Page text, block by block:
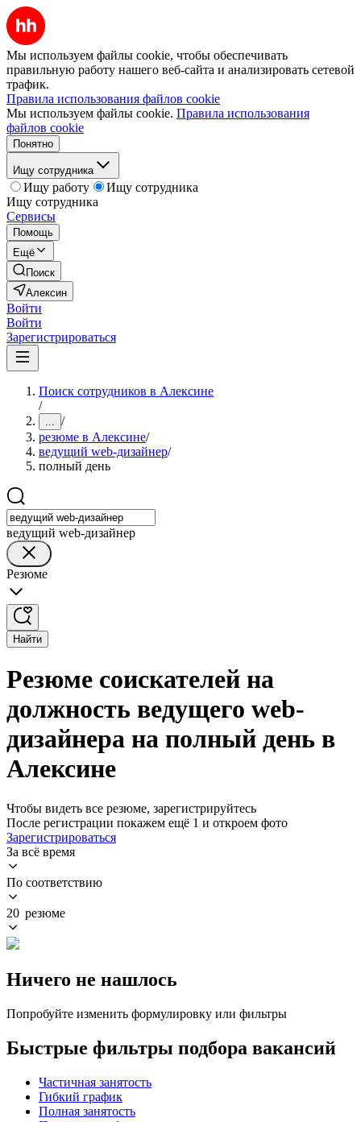
Мы используем файлы cookie, чтобы обеспечивать
правильную работу нашего веб-сайта и анализировать сетевой
трафик.
Правила использования файлов cookie
Мы используем файлы cookie. Правила использования
файлов cookie
Понятно
Ищу сотрудника
Ищу работу
Ищу сотрудника
Ищу сотрудника
Сервисы
Помощь
Ещё
Поиск
Алексин
Войти
Войти
Зарегистрироваться
Поиск сотрудников в Алексине
/
... /
резюме в Алексине/
ведущий web-дизайнер/
полный день
ведущий web-дизайнер
Резюме
Найти
Резюме соискателей на
должность ведущего web-
дизайнера на полный день в
Алексине
Чтобы видеть все резюме, зарегистрируйтесь
После регистрации покажем ещё 1 и откроем фото
Зарегистрироваться
За всё время
По соответствию
20 резюме
Ничего не нашлось
Попробуйте изменить формулировку или фильтры
Быстрые фильтры подбора вакансий
Частичная занятость
Гибкий график
Полная занятость